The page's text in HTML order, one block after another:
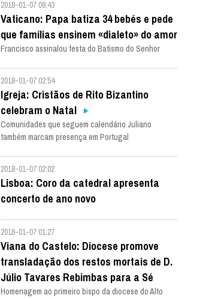
2018-01-07 09:43
Vaticano: Papa batiza 34 bebés e pede
que famílias ensinem «dialeto» do amor
Francisco assinalou festa do Batismo do Senhor
2018-01-07 02:54
Igreja: Cristãos de Rito Bizantino
celebram o Natal
Comunidades que seguem calendário Juliano
também marcam presença em Portugal
2018-01-07 02:02
Lisboa: Coro da catedral apresenta
concerto de ano novo
2018-01-07 01:27
Viana do Castelo: Diocese promove
transladação dos restos mortais de D.
Júlio Tavares Rebimbas para a Sé
Homenagem ao primeiro bispo da diocese do Alto